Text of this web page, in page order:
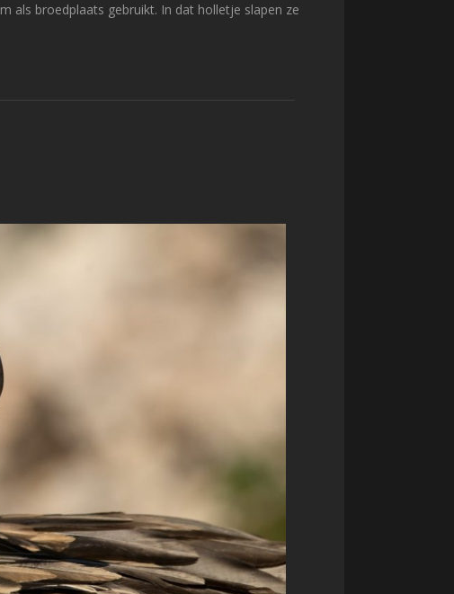
als broedplaats gebruikt. In dat holletje slapen ze